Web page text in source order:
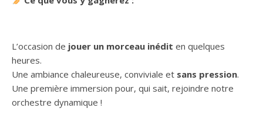
L’occasion de jouer un morceau inédit en quelques
heures.
Une ambiance chaleureuse, conviviale et sans pression.
Une première immersion pour, qui sait, rejoindre notre
orchestre dynamique !